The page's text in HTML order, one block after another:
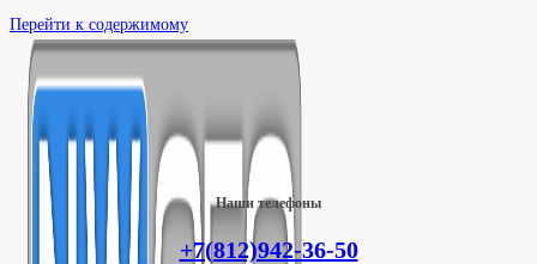
Перейти к содержимому
Наши телефоны
+7(812)942-36-50